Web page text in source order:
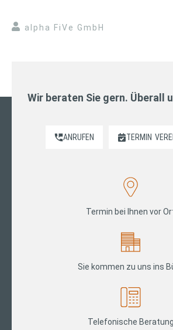
alpha FiVe GmbH
Wir beraten Sie gern. Überall
ANRUFEN TERMIN
Termin bei Ihnen vor
Sie kommen zu uns ins
Telefonische Beratung